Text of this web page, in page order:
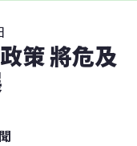
策 將危及